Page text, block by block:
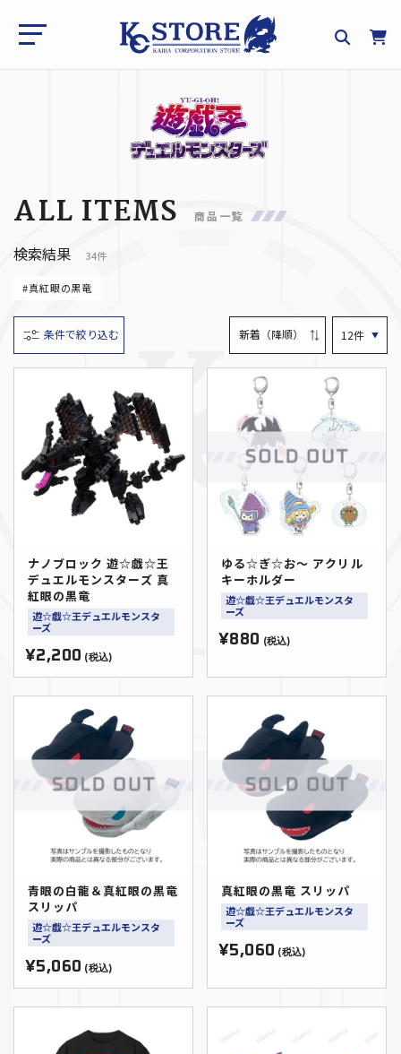
ALL ITEMS 商品一覧
検索結果 34件
#真紅眼の黒竜
条件で絞り込む
ナノブロック 遊☆戯☆王
デュエルモンスターズ 真
紅眼の黒竜
遊☆戯☆王デュエルモンスタ
ーズ
¥2,200 (税込)
ゆる☆ぎ☆お～ アクリル
キーホルダー
遊☆戯☆王デュエルモンスタ
ーズ
¥880 (税込)
青眼の白龍＆真紅眼の黒竜
スリッパ
遊☆戯☆王デュエルモンスタ
ーズ
¥5,060 (税込)
真紅眼の黒竜 スリッパ
遊☆戯☆王デュエルモンスタ
ーズ
¥5,060 (税込)